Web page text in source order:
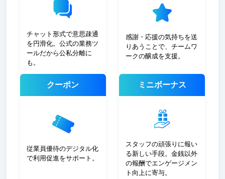
チャット形式で意思疎通
を円滑化。公式の業務ツ
ールだから公私分離に
も。
感謝・応援の気持ちを送
りあうことで、チームワ
ークの醸成を支援。
クーポン
従業員優待のデジタル化
で利用促進をサポート。
ミニボーナス
スタッフの頑張りに報い
る新しい手段。金銭以外
の報酬でエンゲージメン
ト向上に寄与。